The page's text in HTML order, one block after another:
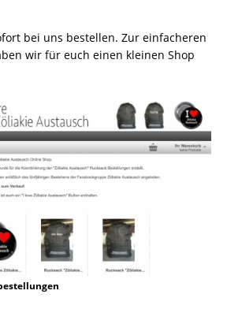
bei uns bestellen. Zur einfacheren
wir für euch einen kleinen Shop